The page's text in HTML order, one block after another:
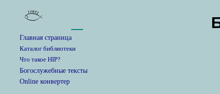
Главная страница
Каталог библиотеки
Что такое HIP?
Богослужебные тексты
Online конвертер